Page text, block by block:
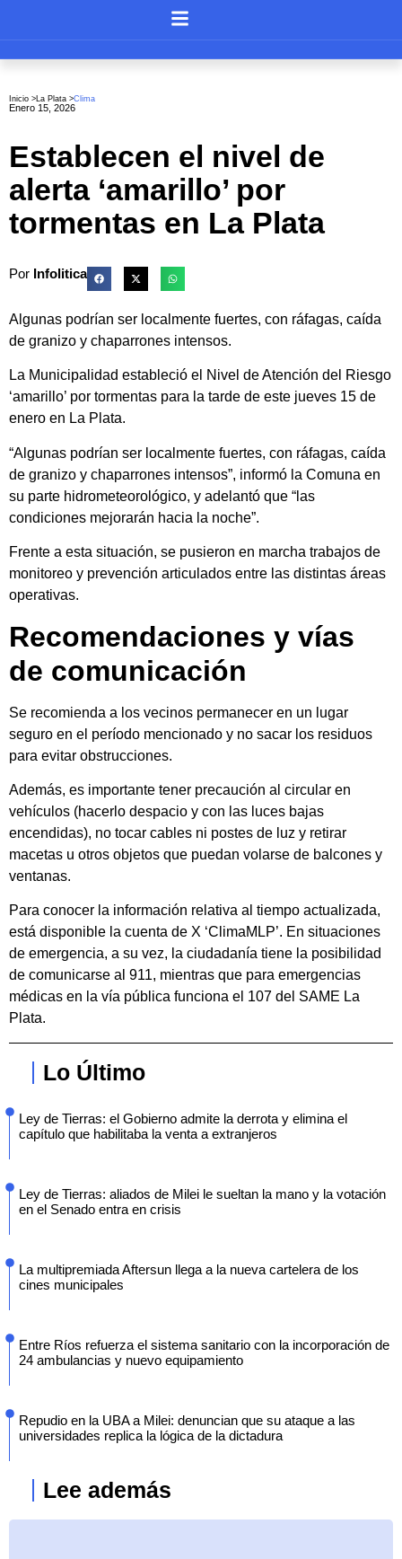
Inicio >La Plata >Clima
Enero 15, 2026
Establecen el nivel de
alerta ‘amarillo’ por
tormentas en La Plata
Por Infolitica
Algunas podrían ser localmente fuertes, con ráfagas, caída
de granizo y chaparrones intensos.
La Municipalidad estableció el Nivel de Atención del Riesgo
‘amarillo’ por tormentas para la tarde de este jueves 15 de
enero en La Plata.
“Algunas podrían ser localmente fuertes, con ráfagas, caída
de granizo y chaparrones intensos”, informó la Comuna en
su parte hidrometeorológico, y adelantó que “las
condiciones mejorarán hacia la noche”.
Frente a esta situación, se pusieron en marcha trabajos de
monitoreo y prevención articulados entre las distintas áreas
operativas.
Recomendaciones y vías
de comunicación
Se recomienda a los vecinos permanecer en un lugar
seguro en el período mencionado y no sacar los residuos
para evitar obstrucciones.
Además, es importante tener precaución al circular en
vehículos (hacerlo despacio y con las luces bajas
encendidas), no tocar cables ni postes de luz y retirar
macetas u otros objetos que puedan volarse de balcones y
ventanas.
Para conocer la información relativa al tiempo actualizada,
está disponible la cuenta de X ‘ClimaMLP’. En situaciones
de emergencia, a su vez, la ciudadanía tiene la posibilidad
de comunicarse al 911, mientras que para emergencias
médicas en la vía pública funciona el 107 del SAME La
Plata.
Lo Último
Ley de Tierras: el Gobierno admite la derrota y elimina el
capítulo que habilitaba la venta a extranjeros
Ley de Tierras: aliados de Milei le sueltan la mano y la votación
en el Senado entra en crisis
La multipremiada Aftersun llega a la nueva cartelera de los
cines municipales
Entre Ríos refuerza el sistema sanitario con la incorporación de
24 ambulancias y nuevo equipamiento
Repudio en la UBA a Milei: denuncian que su ataque a las
universidades replica la lógica de la dictadura
Lee además